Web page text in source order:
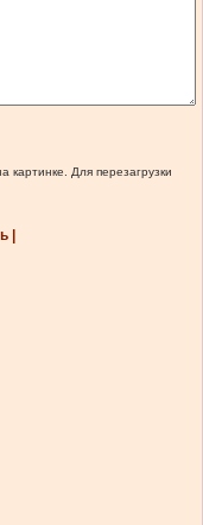
картинке. Для перезагрузки
|